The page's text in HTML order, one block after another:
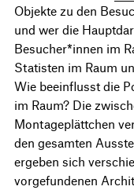
Objekte zu den
und wer die
Besucher*innen im
Statisten im Raum
Wie beeinflusst die
im Raum? Die
Montageplättchen
den gesamten
ergeben sich
vorgefundenen